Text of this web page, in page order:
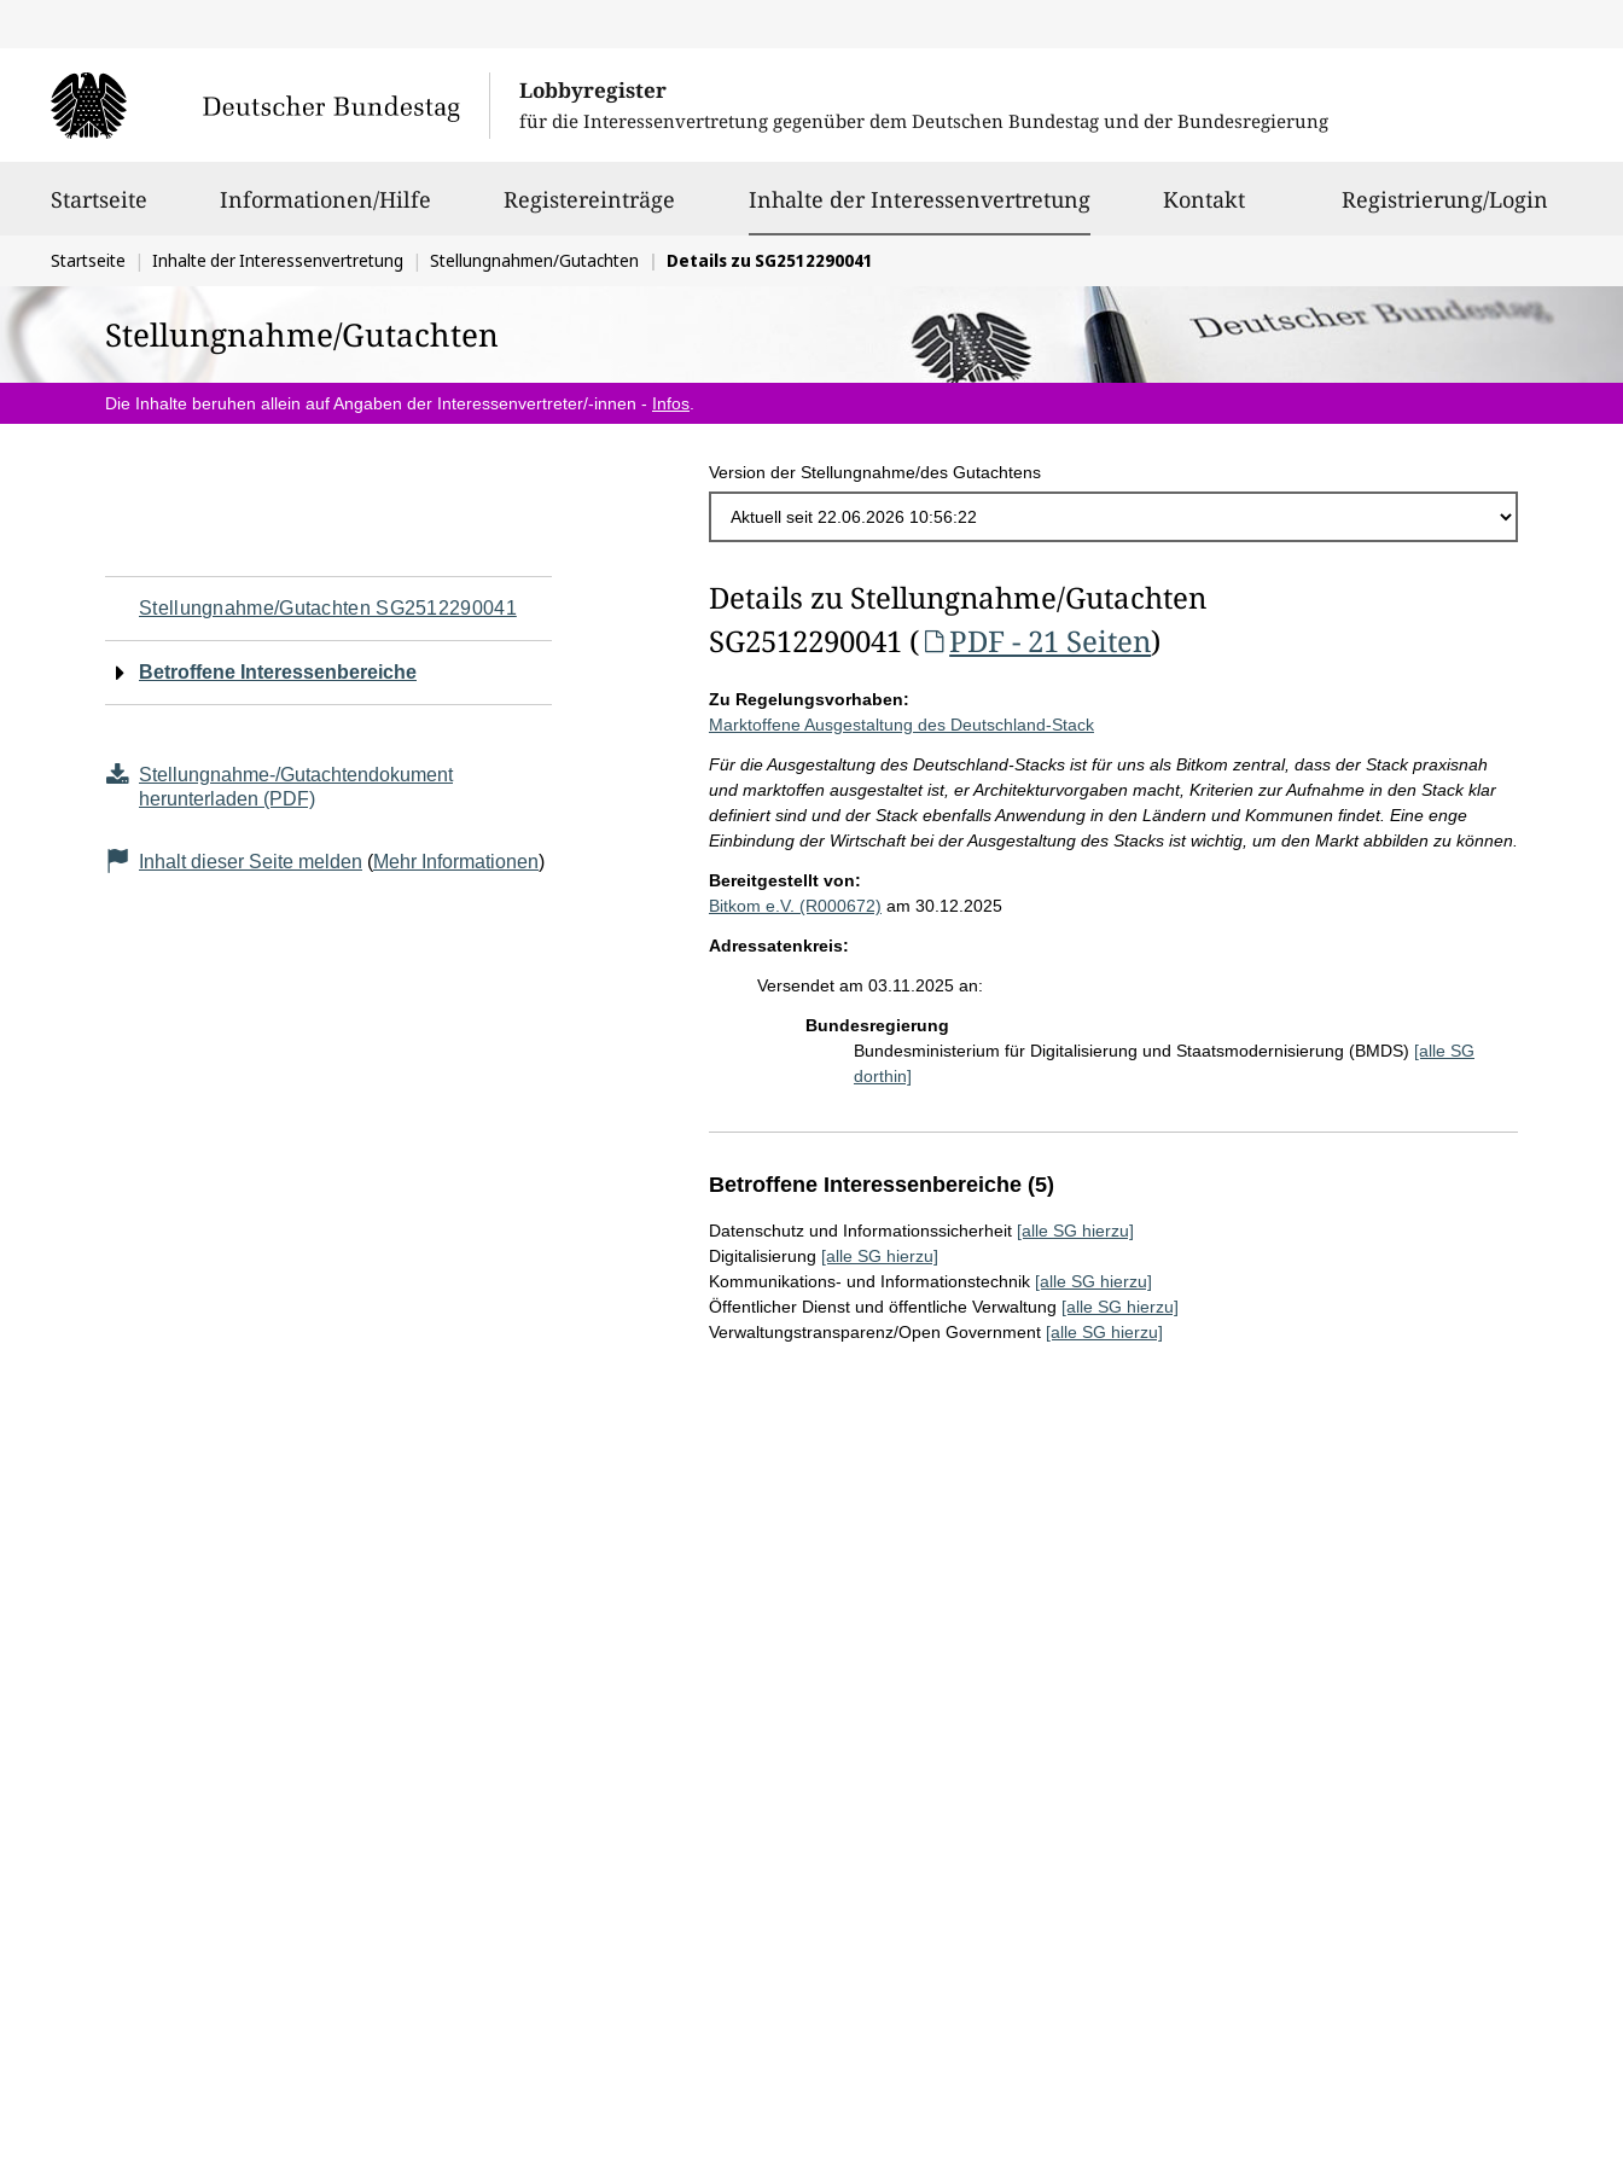
Lobbyregister
für die Interessenvertretung gegenüber dem Deutschen Bundestag und der Bundesregierung
Startseite Informationen/Hilfe Registereinträge Inhalte der Interessenvertretungausgewählt
Kontakt Registrierung/Login
Sie
befinden
sich
hier:
Startseite Inhalte der Interessenvertretung Stellungnahmen/Gutachten Details zu SG2512290041
Stellungnahme/Gutachten
Die Inhalte beruhen allein auf Angaben der Interessenvertreter/-innen - Infos
Version der Stellungnahme/des Gutachtens
Navigation
für
Seiteninhalt
Stellungnahme/Gutachten SG2512290041
Betroffene Interessenbereiche
Stellungnahme-/Gutachtendokument
herunterladen (PDF)
Inhalt dieser Seite melden (Mehr Informationen)
Details zu Stellungnahme/Gutachten
SG2512290041 (
PDF - 21 Seiten)
Zu Regelungsvorhaben:
Marktoffene Ausgestaltung des Deutschland-Stack
Für die Ausgestaltung des Deutschland-Stacks ist für uns als Bitkom zentral, dass der Stack praxisnah
und marktoffen ausgestaltet ist, er Architekturvorgaben macht, Kriterien zur Aufnahme in den Stack klar
definiert sind und der Stack ebenfalls Anwendung in den Ländern und Kommunen findet. Eine enge
Einbindung der Wirtschaft bei der Ausgestaltung des Stacks ist wichtig, um den Markt abbilden zu können.
Bereitgestellt von:
Bitkom e.V. (R000672) am 30.12.2025
Adressatenkreis:
Versendet am 03.11.2025 an:
Bundesregierung
Bundesministerium für Digitalisierung und Staatsmodernisierung (BMDS) [alle SG
dorthin]
Betroffene Interessenbereiche (5)
Datenschutz und Informationssicherheit [alle SG hierzu]
Digitalisierung [alle SG hierzu]
Kommunikations- und Informationstechnik [alle SG hierzu]
Öffentlicher Dienst und öffentliche Verwaltung [alle SG hierzu]
Verwaltungstransparenz/Open Government [alle SG hierzu]